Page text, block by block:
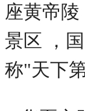
座黄帝
景区 ，
称"天下